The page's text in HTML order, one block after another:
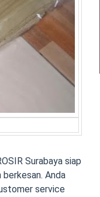
Surabaya siap
Anda
service